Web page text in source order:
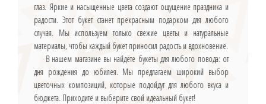
глаз. Яркие и насыщенные цвета создают ощущение праздника и
радости. Этот букет станет прекрасным подарком для любого
случая. Мы используем только свежие цветы и натуральные
материалы, чтобы каждый букет приносил радость и вдохновение.
В нашем магазине вы найдёте букеты для любого повода: от
дня рождения до юбилея. Мы предлагаем широкий выбор
цветочных композиций, которые подойдут для любого вкуса и
бюджета. Приходите и выберите свой идеальный букет!